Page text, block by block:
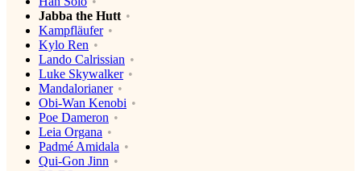
Jabba the Hutt
Kampfläufer
Kylo Ren
Lando Calrissian
Luke Skywalker
Mandalorianer
Obi-Wan Kenobi
Poe Dameron
Leia Organa
Padmé Amidala
Qui-Gon Jinn